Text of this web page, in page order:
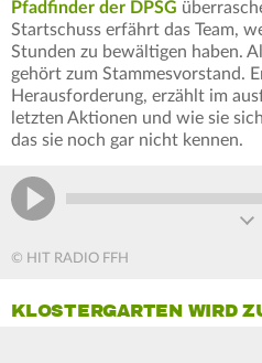
Pfadfinder der DPSG
Startschuss erfährt das Team,
Stunden zu bewältigen haben.
gehört zum Stammesvorstand.
Herausforderung, erzählt im
letzten Aktionen und wie sie
das sie noch gar nicht kennen.
© HIT RADIO FFH
KLOSTERGARTEN WIRD